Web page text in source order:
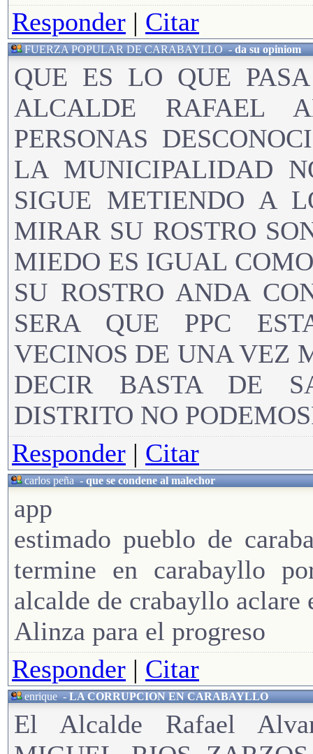
Responder | Citar
FUERZA POPULAR DE CARABAYLLO-da su opiniom
QUE ES LO QUE
ALCALDE RAFAEL
PERSONAS
LA MUNICIPALIDAD
SIGUE METIENDO A
MIRAR SU ROSTRO
MIEDO ES IGUAL
SU ROSTRO ANDA
SERA QUE PPC
VECINOS DE UNA VEZ
DECIR BASTA DE
DISTRITO NO
Responder | Citar
carlos peña-que se condene al malechor
app
estimado pueblo de
termine en carabayllo
alcalde de crabayllo aclare
Alinza para el progreso
Responder | Citar
enrique-LA CORRUPCION EN CARABAYLLO
El Alcalde Rafael